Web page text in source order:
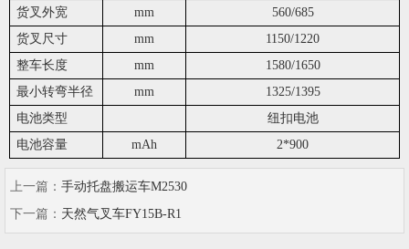
货叉外宽
mm
560/685
货叉尺寸
mm
1150/1220
整车长度
mm
1580/1650
最小转弯半径
mm
1325/1395
电池类型
纽扣电池
电池容量
mAh 2*900
上一篇： 手动托盘搬运车M2530
下一篇： 天然气叉车FY15B-R1